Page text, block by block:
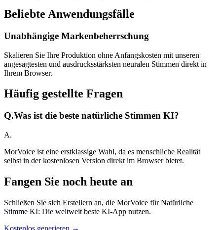
Beliebte Anwendungsfälle
Unabhängige Markenbeherrschung
Skalieren Sie Ihre Produktion ohne Anfangskosten mit unseren
angesagtesten und ausdrucksstärksten neuralen Stimmen direkt in
Ihrem Browser.
Häufig gestellte Fragen
Q.Was ist die beste natürliche Stimmen KI?
A.
MorVoice ist eine erstklassige Wahl, da es menschliche Realität
selbst in der kostenlosen Version direkt im Browser bietet.
Fangen Sie noch heute an
Schließen Sie sich Erstellern an, die MorVoice für Natürliche
Stimme KI: Die weltweit beste KI-App nutzen.
Kostenlos generieren →